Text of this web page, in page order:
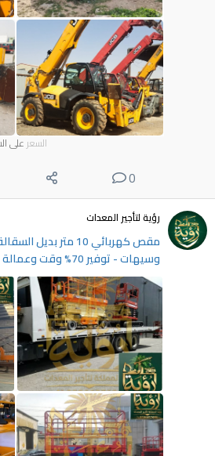
السعر على
0
رؤية لتأجير المعدات
مقص كهربائي 10 متر
وسيهات - توفير 70% وقت وعمالة